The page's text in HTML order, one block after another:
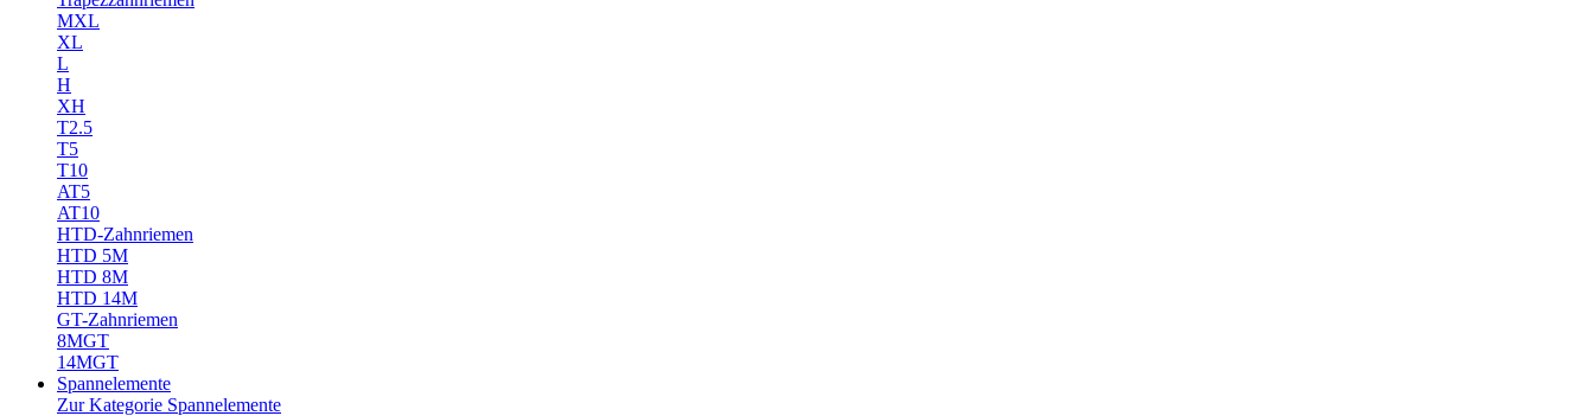
MXL
XL
L
H
XH
T2.5
T5
T10
AT5
AT10
HTD-Zahnriemen
HTD 5M
HTD 8M
HTD 14M
GT-Zahnriemen
8MGT
14MGT
Spannelemente
Zur Kategorie Spannelemente